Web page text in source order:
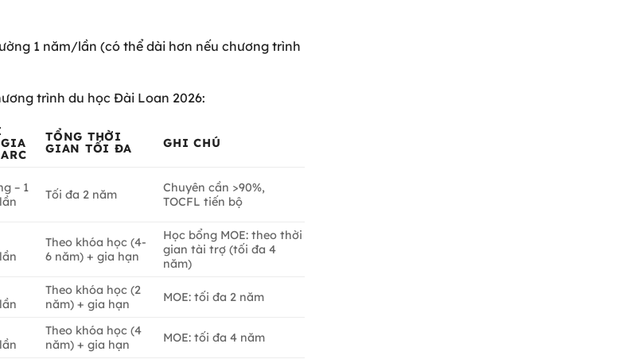
1 năm/lần (có thể dài hơn nếu chương trình
trình du học Đài Loan 2026:
TỔNG THỜI
GIAN TỐI ĐA
GHI CHÚ
– 1
Tối đa 2 năm
Chuyên cần >90%,
TOCFL tiến bộ
Theo khóa học (4-
6 năm) + gia hạn
Học bổng MOE: theo thời
gian tài trợ (tối đa 4
năm)
Theo khóa học (2
năm) + gia hạn
MOE: tối đa 2 năm
Theo khóa học (4
năm) + gia hạn
MOE: tối đa 4 năm